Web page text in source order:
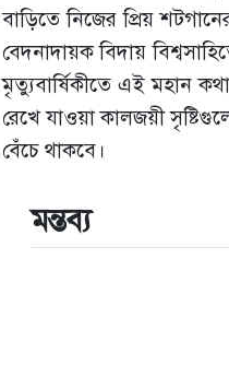
বাড়িতে নিজের প্রিয়
বেদনাদায়ক বিদায়
মৃত্যুবার্ষিকীতে এই মহান
রেখে যাওয়া কালজয়ী
বেঁচে থাকবে।
মন্তব্য